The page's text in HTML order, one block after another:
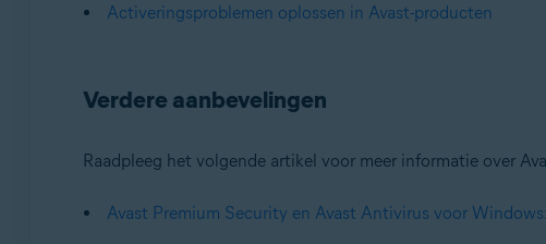
Activeringsproblemen oplossen in Avast-producten
Verdere aanbevelingen
Raadpleeg het volgende artikel voor meer informatie over
Avast Premium Security en Avast Antivirus voor